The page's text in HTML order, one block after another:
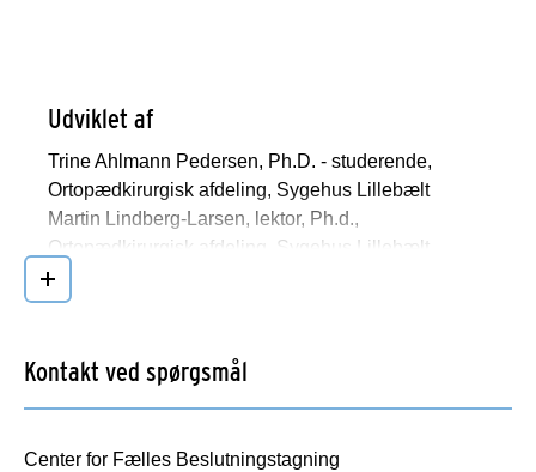
Udviklet af
Trine Ahlmann Pedersen, Ph.D. - studerende,
Ortopædkirurgisk afdeling, Sygehus Lillebælt
Martin Lindberg-Larsen, lektor, Ph.d.,
Ortopædkirurgisk afdeling, Sygehus Lillebælt
Claus Varnum, lektor, Ph.D., Ortopædkirurgisk
afdeling, Sygehus Lillebælt
Patienter og pårørende er blevet inddraget i
udviklingsprocessen gennem en workshop samt
efterfølgende i test- og afprøvningsfasen.
Læs mere
Kontakt ved spørgsmål
Center for Fælles Beslutningstagning